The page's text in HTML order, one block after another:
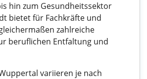
hin zum Gesundheitssektor
bietet für Fachkräfte und
zahlreiche
beruflichen Entfaltung und
variieren je nach